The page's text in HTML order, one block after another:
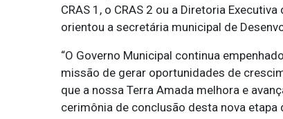
CRAS 1, ο CRAS 2 ou a Diretoria
orientou a secretária municipal de
“O Governo Municipal continua
missão de gerar oportunidades de
que a nossa Terra Amada melhora e
cerimônia de conclusão desta nova etapa